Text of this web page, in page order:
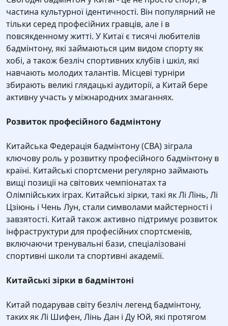
частина культурної ідентичності. Він популярний не
тільки серед професійних гравців, але і в
повсякденному житті. У Китаї є тисячі любителів
бадмінтону, які займаються цим видом спорту як
хобі, а також безліч спортивних клубів і шкіл, які
навчають молодих талантів. Місцеві турніри
збирають великі глядацькі аудиторії, а Китай бере
активну участь у міжнародних змаганнях.
Розвиток професійного бадмінтону
Китайська Федерація бадмінтону (CBA) зіграла
ключову роль у розвитку професійного бадмінтону в
країні. Китайські спортсмени регулярно займають
вищі позиції на світових чемпіонатах та
Олімпійських іграх. Китайські зірки, такі як Лі Лінь, Лі
Цзіюнь і Чень Лун, стали символами майстерності і
завзятості. Китай також активно підтримує розвиток
інфраструктури для професійних спортсменів,
включаючи тренувальні бази, спеціалізовані
спортивні школи та спортивні академії.
Китайські зірки в бадмінтоні
Китай подарував світу безліч легенд бадмінтону,
таких як Лі Шифен, Лінь Дан і Ду Юй, які протягом